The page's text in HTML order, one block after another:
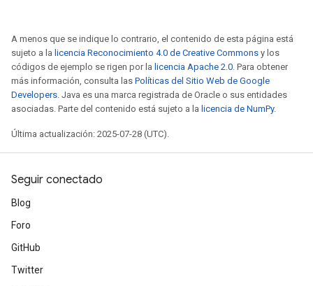
A menos que se indique lo contrario, el contenido de esta página está
sujeto a la licencia Reconocimiento 4.0 de Creative Commons y los
códigos de ejemplo se rigen por la licencia Apache 2.0. Para obtener
más información, consulta las Políticas del Sitio Web de Google
Developers. Java es una marca registrada de Oracle o sus entidades
asociadas. Parte del contenido está sujeto a la licencia de NumPy.
Última actualización: 2025-07-28 (UTC).
Seguir conectado
Blog
Foro
GitHub
Twitter